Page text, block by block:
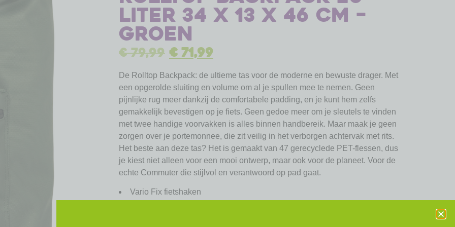
liter 34 x 13 x 46 cm –
groen
€79,99 €71,99
De Rolltop Backpack: de ultieme tas voor de moderne en bewuste drager. Met
een opgerolde sluiting en volume om al je spullen mee te nemen. Geen
pijnlijke rug meer dankzij de comfortabele padding, en je kunt hem zelfs
gemakkelijk bevestigen op je fiets. Geen gedoe meer om je sleutels te vinden
met twee handige voorvakken is alles binnen handbereik. Maar maak je geen
zorgen over je portemonnee, die zit veilig in het verborgen achtervak met rits.
Het beste aan deze tas? Het is gemaakt van 47 gerecyclede PET-flessen, dus
je kiest niet alleen voor een mooi ontwerp, maar ook voor de planeet. Voor de
echte Commuter die stijlvol en verantwoord op pad gaat.
Vario Fix fietshaken